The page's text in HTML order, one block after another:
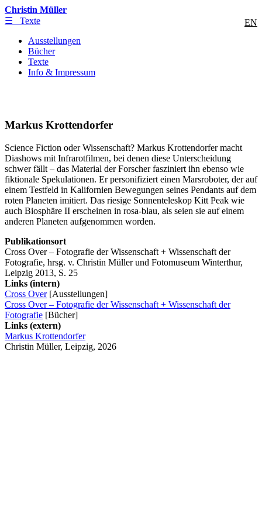
Christin Müller
☰ Texte
EN
Ausstellungen
Bücher
Texte
Info & Impressum
Markus Krottendorfer
Science Fiction oder Wissenschaft? Markus Krottendorfer macht
Diashows mit Infrarotfilmen, bei denen diese Unterscheidung
schwer fällt – das Material der Forscher fasziniert ihn ebenso wie
fiktionale Spekulationen. Er personifiziert einen Marsroboter, der auf
einem Testfeld in Kalifornien Bewegungen seines Pendants auf dem
roten Planeten imitiert. Das riesige Sonnenteleskop Kitt Peak wie
auch Biosphäre II erscheinen in rosa-blau, als seien sie auf einem
anderen Planeten aufgenommen worden.
Publikationsort
Cross Over – Fotografie der Wissenschaft + Wissenschaft der
Fotografie, hrsg. v. Christin Müller und Fotomuseum Winterthur,
Leipzig 2013, S. 25
Links (intern)
Cross Over[Ausstellungen]
Cross Over – Fotografie der Wissenschaft + Wissenschaft der
Fotografie [Bücher]
Links (extern)
Markus Krottendorfer
Christin Müller, Leipzig, 2026